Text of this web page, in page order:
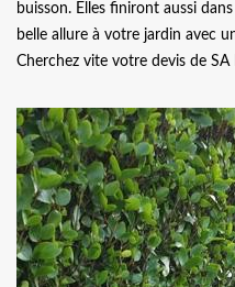
buisson. Elles finiront aussi
belle allure à votre jardin avec
Cherchez vite votre devis de SA